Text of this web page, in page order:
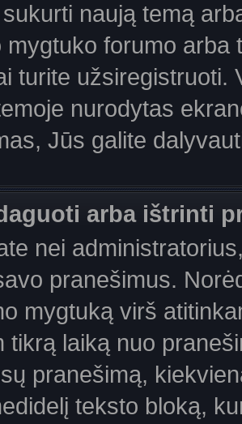
naują temą
mygtuko forumo
turite užsiregistruoti.
nurodytas
Jūs galite
arba ištrinti
nei
pranešimus.
mygtuką virš
tikrą laiką nuo
pranešimą,
teksto bloką,